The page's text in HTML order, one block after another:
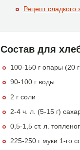
Рецепт сладкого
Состав для
100-150 г опары (20
90-100 г воды
2 г соли
2-4 ч. л. (5-15 г)
0,5-1,5 ст. л.
225-250 г муки 1-го